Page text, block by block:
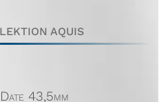
AQUIS
43,5mm